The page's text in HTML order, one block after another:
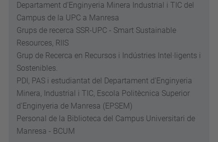
Departament d’Enginyeria Minera Industrial i TIC del
Campus de la UPC a Manresa
Grups de recerca SSR-UPC - Smart Sustainable
Resources, RIIS
Grup de Recerca en Recursos i Indústries Intel·ligents i
Sostenibles.
PDI, PAS i estudiantat del Departament d'Enginyeria
Minera, Industrial i TIC, Escola Politècnica Superior
d'Enginyeria de Manresa (EPSEM)
Personal de la Biblioteca del Campus Universitari de
Manresa - BCUM